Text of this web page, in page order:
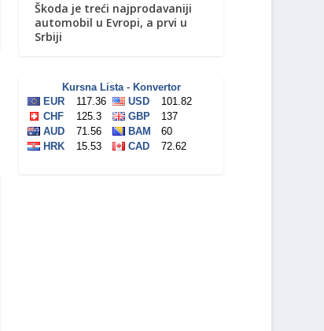
Škoda je treći najprodavaniji
automobil u Evropi, a prvi u
Srbiji